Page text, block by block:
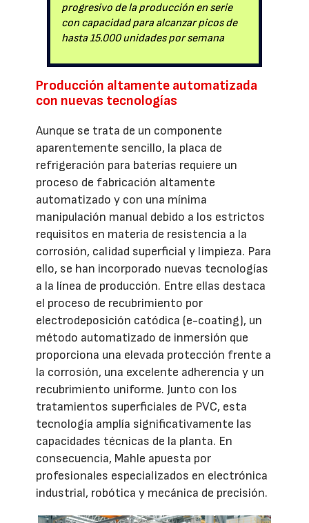
progresivo de la producción en serie
con capacidad para alcanzar picos de
hasta 15.000 unidades por semana
Producción altamente automatizada
con nuevas tecnologías
Aunque se trata de un componente
aparentemente sencillo, la placa de
refrigeración para baterías requiere un
proceso de fabricación altamente
automatizado y con una mínima
manipulación manual debido a los estrictos
requisitos en materia de resistencia a la
corrosión, calidad superficial y limpieza. Para
ello, se han incorporado nuevas tecnologías
a la línea de producción. Entre ellas destaca
el proceso de recubrimiento por
electrodeposición catódica (e-coating), un
método automatizado de inmersión que
proporciona una elevada protección frente a
la corrosión, una excelente adherencia y un
recubrimiento uniforme. Junto con los
tratamientos superficiales de PVC, esta
tecnología amplía significativamente las
capacidades técnicas de la planta. En
consecuencia, Mahle apuesta por
profesionales especializados en electrónica
industrial, robótica y mecánica de precisión.